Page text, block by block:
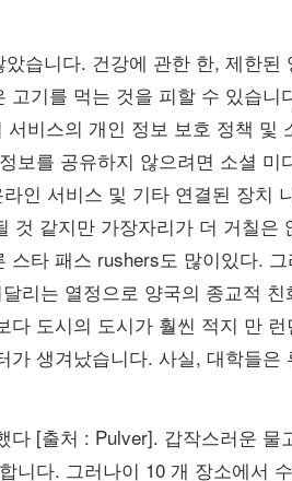
습니다. 건강에 관한 한, 제한된
기를 먹는 것을 피할 수 있습니
비스의 개인 정보 보호 정책 및
보를 공유하지 않으려면 소셜 미
인 서비스 및 기타 연결된 장치
같지만 가장자리가 더 거칠은
타 패스 rushers도 많이있다. 그
리는 열정으로 양국의 종교적
도시의 도시가 훨씬 적지 만
생겨났습니다. 사실, 대학들은
[출처 : Pulver]. 갑작스러운 물
니다. 그러나이 10 개 장소에서